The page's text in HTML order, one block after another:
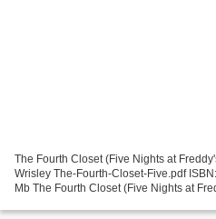
The Fourth Closet (Five Nights at
Wrisley The-Fourth-Closet-Five.pdf
Mb The Fourth Closet (Five Nights at